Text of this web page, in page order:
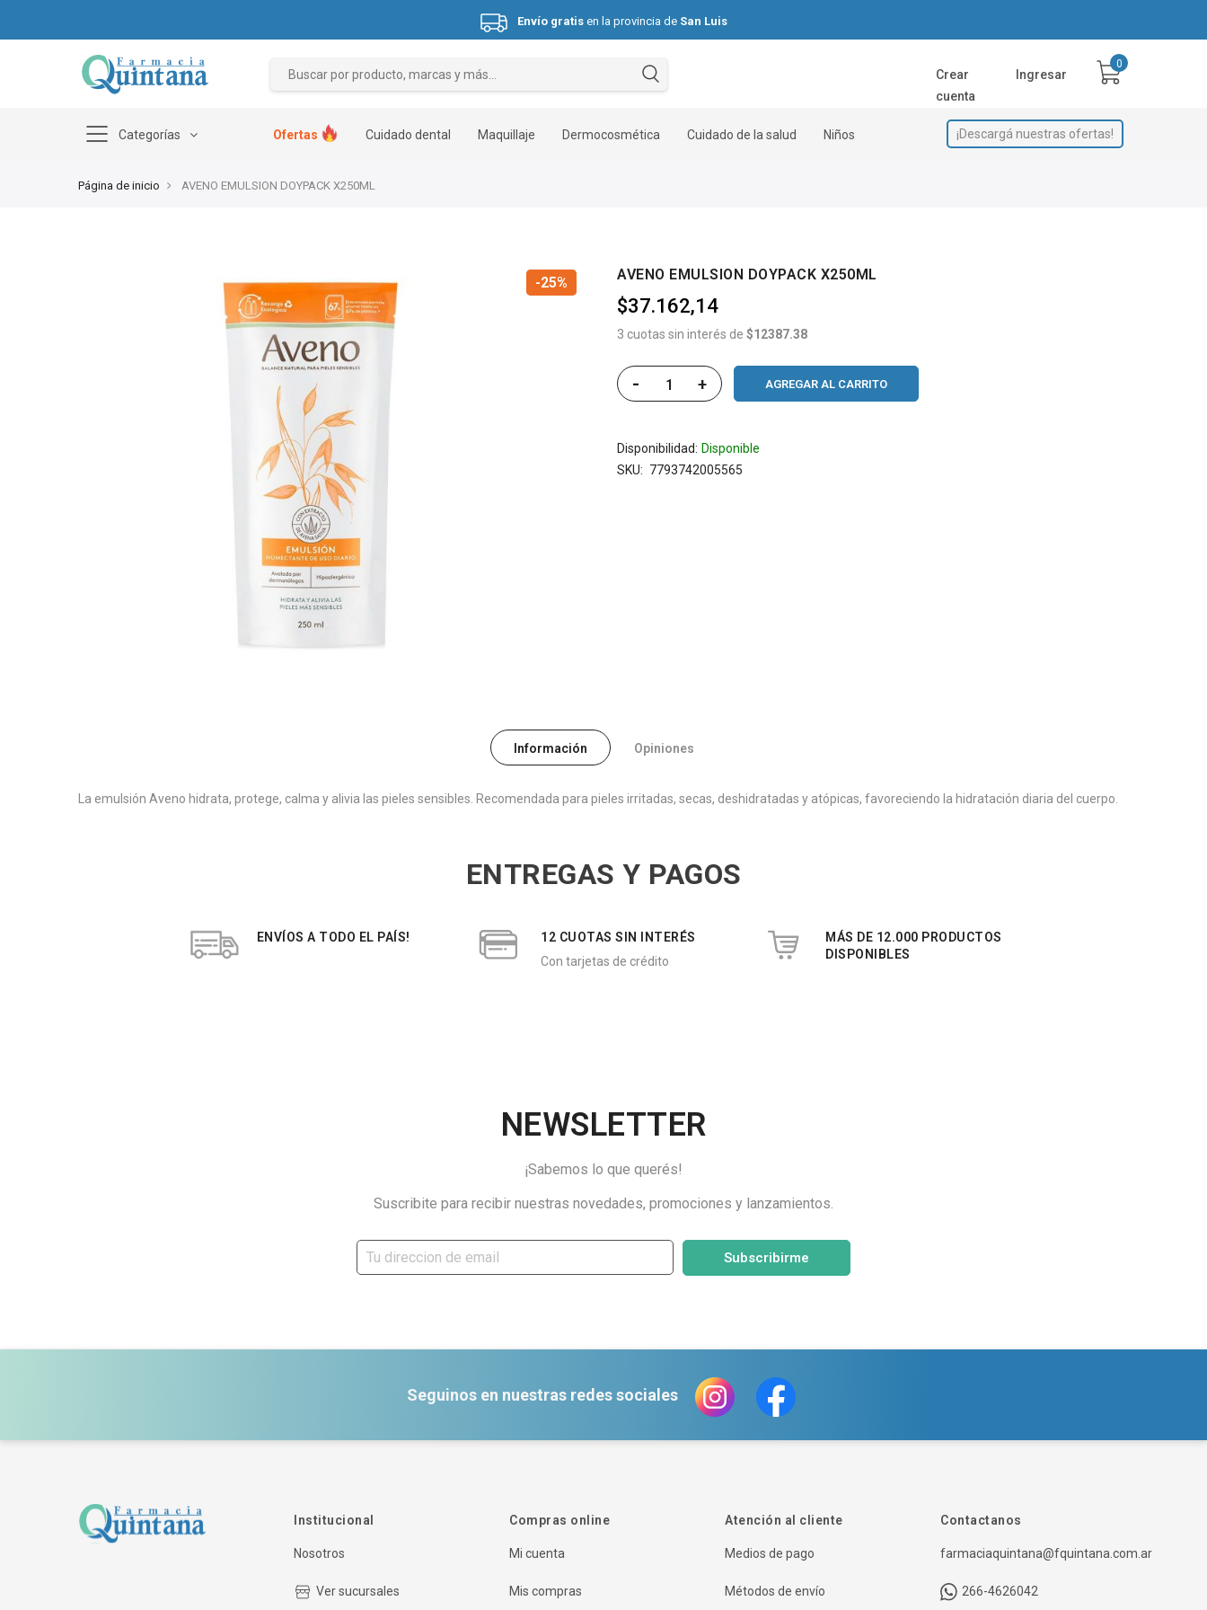
Envío gratis en la provincia de San Luis
Hasta 3 cuotas sin interés.
Crear
cuenta
Ingresar
Categorías Ofertas Cuidado dental Maquillaje Dermocosmética Cuidado de la salud Niños ¡Descargá nuestras ofertas!
Página de inicio AVENO EMULSION DOYPACK X250ML
-25%
-25% AVENO EMULSION DOYPACK X250ML
$37.162,14
3 cuotas sin interés de $12387.38
- + AGREGAR AL CARRITO
Disponibilidad: Disponible
SKU
7793742005565
Información Opiniones
La emulsión Aveno hidrata, protege, calma y alivia las pieles sensibles. Recomendada para pieles irritadas, secas, deshidratadas y atópicas, favoreciendo la hidratación diaria del cuerpo.
ENTREGAS Y PAGOS
ENVÍOS A TODO EL PAÍS!
12 CUOTAS SIN INTERÉS
Con tarjetas de crédito
MÁS DE 12.000 PRODUCTOS
DISPONIBLES
NEWSLETTER
¡Sabemos lo que querés!
Suscribite para recibir nuestras novedades, promociones y lanzamientos.
Subscribirme
Seguinos en nuestras redes sociales
Institucional
Nosotros
Ver sucursales
Compras online
Mi cuenta
Mis compras
Atención al cliente
Medios de pago
Métodos de envío
Contactanos
farmaciaquintana@fquintana.com.ar
266-4626042